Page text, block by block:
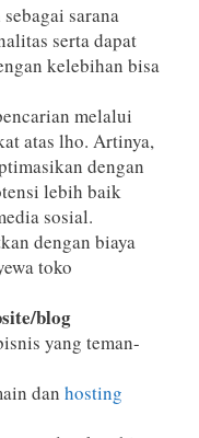
sarana
serta dapat
kelebihan bisa
melalui
atas lho. Artinya,
dengan
lebih baik
sosial.
dengan biaya
toko
blog
yang teman-
dan hosting